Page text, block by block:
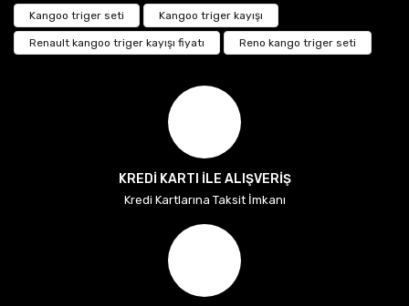
Kangoo triger seti
Kangoo triger kayışı
Renault kangoo triger kayışı fiyatı Reno kango triger seti
KREDİ KARTI İLE ALIŞVERİŞ
Kredi Kartlarına Taksit İmkanı